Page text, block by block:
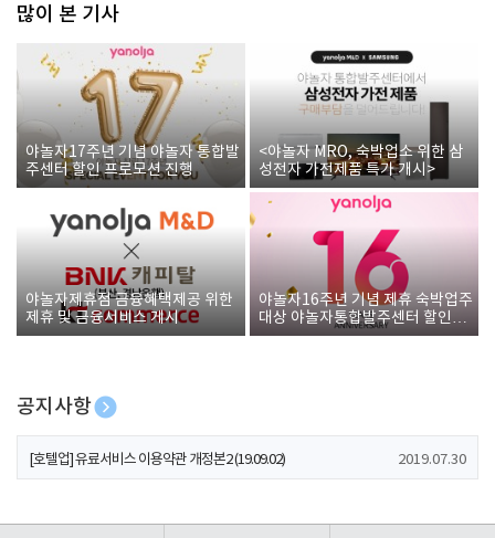
많이 본 기사
야놀자17주년 기념 야놀자 통합발
주센터 할인 프로모션 진행
<야놀자 MRO, 숙박업소 위한 삼
성전자 가전제품 특가 개시>
야놀자제휴점 금융혜택제공 위한
제휴 및 금융서비스 게시
야놀자16주년 기념 제휴 숙박업주
대상 야놀자통합발주센터 할인쿠
폰 증정
공지사항
[호텔업] 개인정보 처리방침 개정본1 (19.09.02)
[호텔업] 유료서비스 이용약관 개정본2 (19.09.02) 2019.07.30